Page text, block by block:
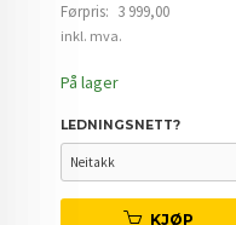
Førpris: 3 999,00
Rabatt
inkl. mva.
På lager
LEDNINGSNETT?
KJØP